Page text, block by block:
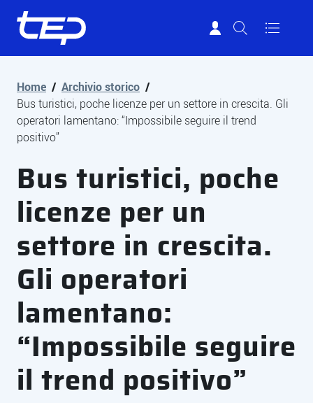
Tep - Trasporti pubblici Parma
Home / Archivio storico /
Bus turistici, poche licenze per un settore in crescita. Gli
operatori lamentano: “Impossibile seguire il trend
positivo”
Bus turistici, poche
licenze per un
settore in crescita.
Gli operatori
lamentano:
“Impossibile seguire
il trend positivo”